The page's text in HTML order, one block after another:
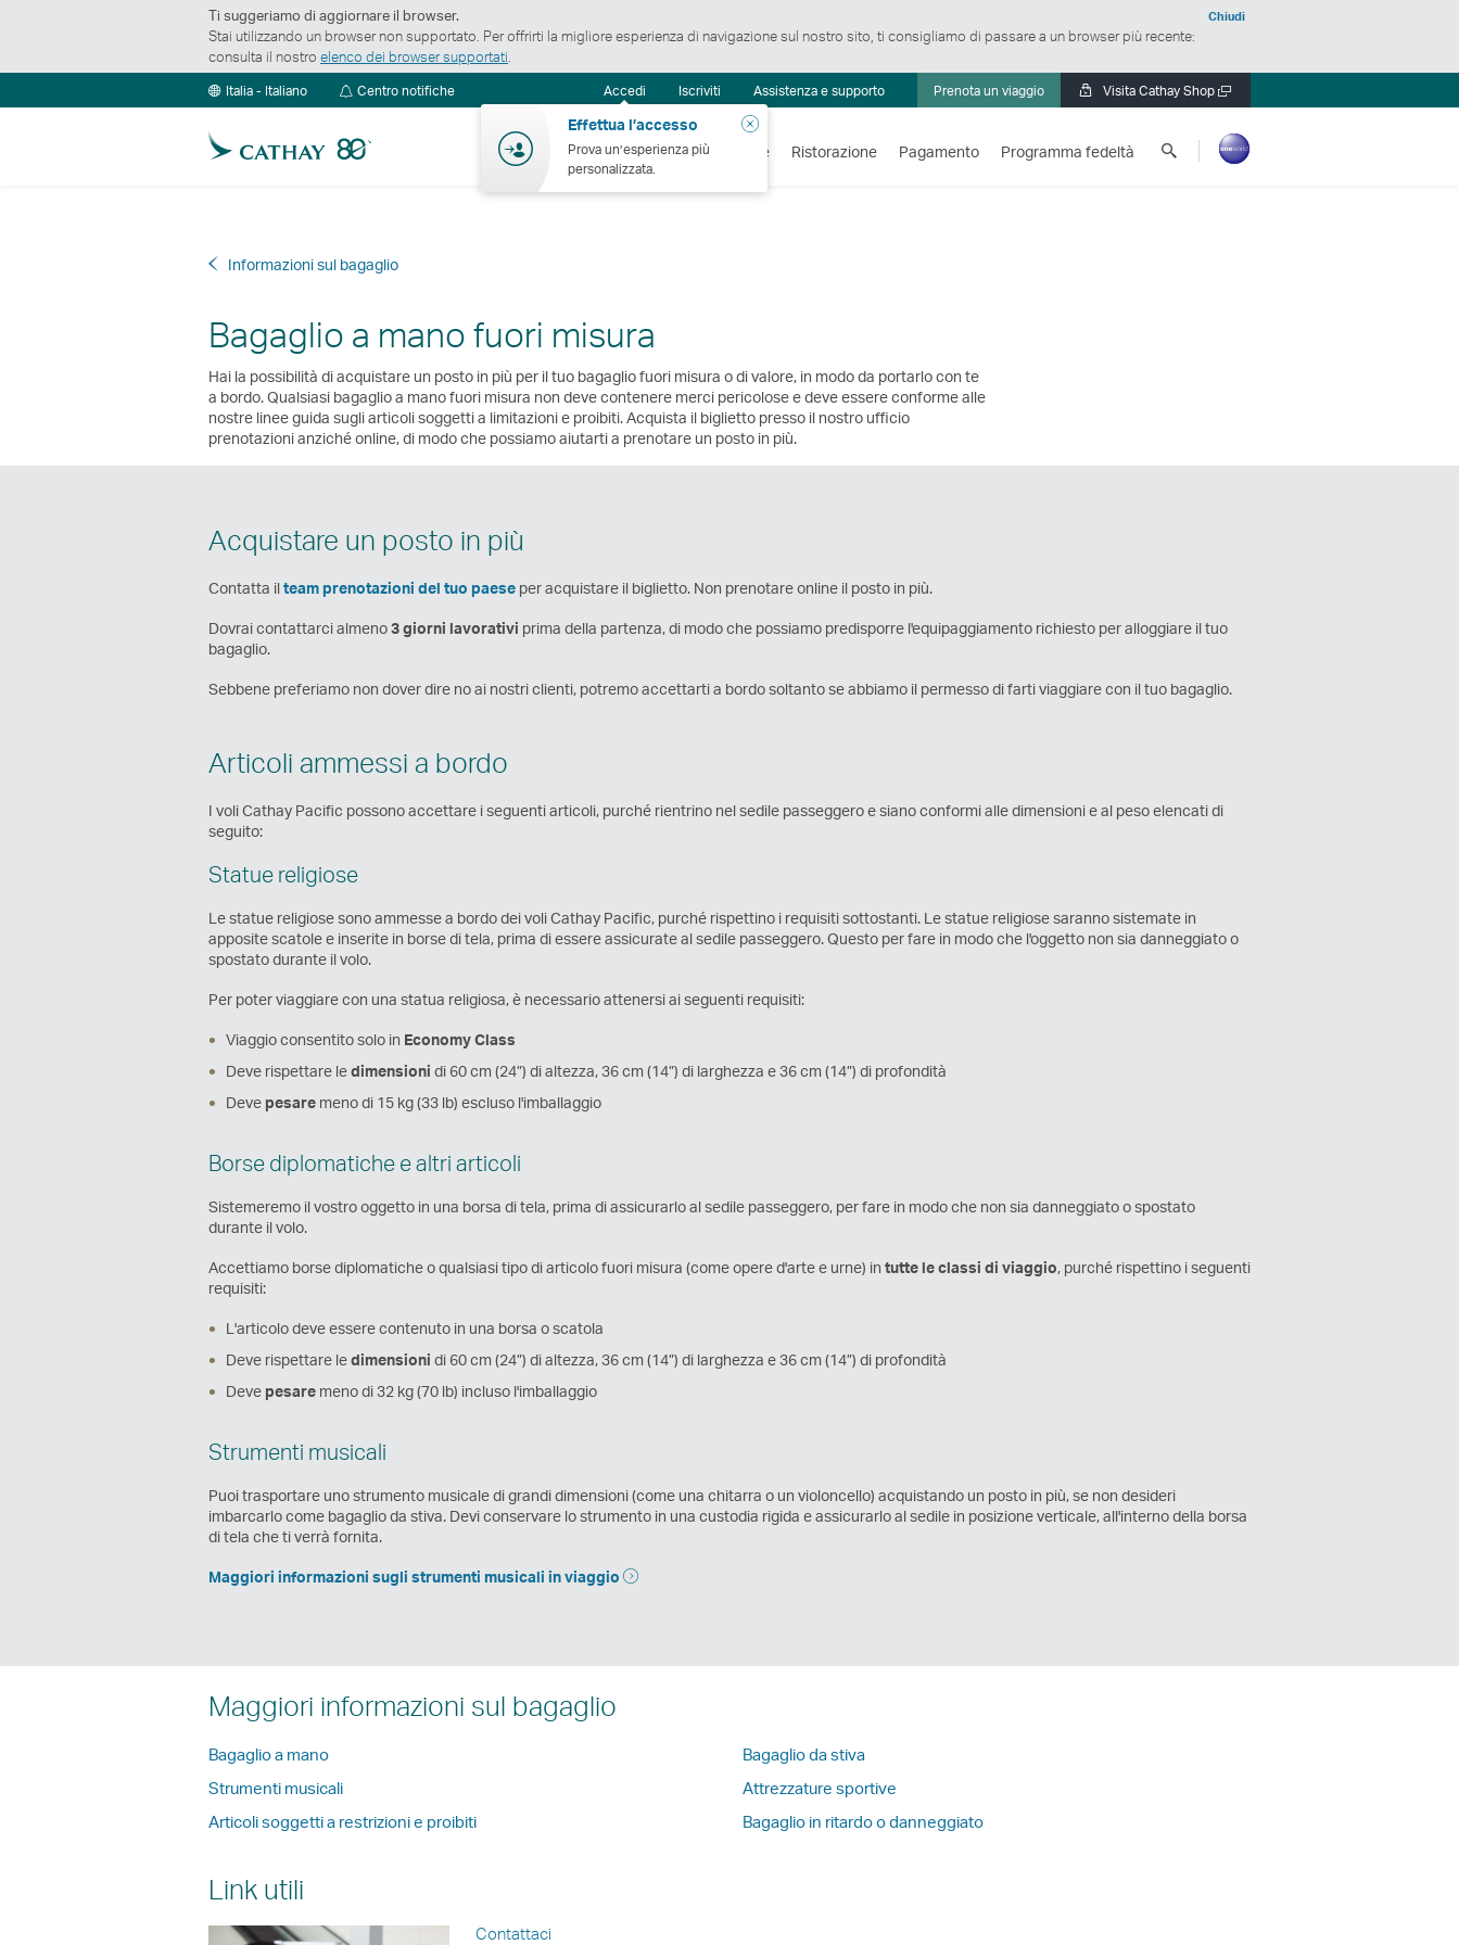
Chiudi
Ti suggeriamo di aggiornare il browser.
Stai utilizzando un browser non supportato. Per offrirti la migliore esperienza di navigazione sul nostro sito, ti consigliamo di passare a un browser più recente:
consulta il nostro elenco dei browser supportati
Italia - Italiano Centro notificheCentro
notifiche
Accedi
Effettua l’accesso
Prova un’esperienza più
personalizzata.
Chiudi
Iscriviti Assistenza e supporto Prenota un viaggio Visita Cathay Shop
Apri
finestra
Voli Vacanze Shopping Benessere Ristorazione Pagamento Programma fedeltà
Cathay
Informazioni sul bagaglio
Bagaglio a mano fuori misura
Hai la possibilità di acquistare un posto in più per il tuo bagaglio fuori misura o di valore, in modo da portarlo con te
a bordo. Qualsiasi bagaglio a mano fuori misura non deve contenere merci pericolose e deve essere conforme alle
nostre linee guida sugli articoli soggetti a limitazioni e proibiti. Acquista il biglietto presso il nostro ufficio
prenotazioni anziché online, di modo che possiamo aiutarti a prenotare un posto in più.
Acquistare un posto in più
Contatta ilteam prenotazioni del tuo paese per acquistare il biglietto. Non prenotare online il posto in più.
Dovrai contattarci almeno3 giorni lavorativi prima della partenza, di modo che possiamo predisporre l'equipaggiamento richiesto per alloggiare il tuo
bagaglio.
Sebbene preferiamo non dover dire no ai nostri clienti, potremo accettarti a bordo soltanto se abbiamo il permesso di farti viaggiare con il tuo bagaglio.
Articoli ammessi a bordo
I voli Cathay Pacific possono accettare i seguenti articoli, purché rientrino nel sedile passeggero e siano conformi alle dimensioni e al peso elencati di
seguito:
Statue religiose
Le statue religiose sono ammesse a bordo dei voli Cathay Pacific, purché rispettino i requisiti sottostanti. Le statue religiose saranno sistemate in
apposite scatole e inserite in borse di tela, prima di essere assicurate al sedile passeggero. Questo per fare in modo che l'oggetto non sia danneggiato o
spostato durante il volo.
Per poter viaggiare con una statua religiosa, è necessario attenersi ai seguenti requisiti:
Viaggio consentito solo in Economy Class
Deve rispettare ledimensioni di 60 cm (24”) di altezza, 36 cm (14”) di larghezza e 36 cm (14”) di profondità
Deve pesaremeno di 15 kg (33 lb) escluso l'imballaggio
Borse diplomatiche e altri articoli
Sistemeremo il vostro oggetto in una borsa di tela, prima di assicurarlo al sedile passeggero, per fare in modo che non sia danneggiato o spostato
durante il volo.
Accettiamo borse diplomatiche o qualsiasi tipo di articolo fuori misura (come opere d'arte e urne) in tutte le classi di viaggio, purché rispettino i seguenti
requisiti:
L'articolo deve essere contenuto in una borsa o scatola
Deve rispettare ledimensioni di 60 cm (24”) di altezza, 36 cm (14”) di larghezza e 36 cm (14”) di profondità
Deve pesaremeno di 32 kg (70 lb) incluso l'imballaggio
Strumenti musicali
Puoi trasportare uno strumento musicale di grandi dimensioni (come una chitarra o un violoncello) acquistando un posto in più, se non desideri
imbarcarlo come bagaglio da stiva. Devi conservare lo strumento in una custodia rigida e assicurarlo al sedile in posizione verticale, all'interno della borsa
di tela che ti verrà fornita.
Maggiori informazioni sugli strumenti musicali in viaggio
Maggiori informazioni sul bagaglio
Bagaglio a mano
Bagaglio da stiva
Strumenti musicali
Attrezzature sportive
Articoli soggetti a restrizioni e proibiti
Bagaglio in ritardo o danneggiato
Link utili
Contattaci